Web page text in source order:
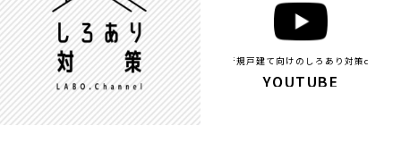
新規戸建て向けのしろあり対策ch
YOUTUBE